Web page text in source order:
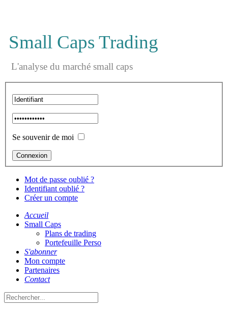
Small Caps Trading
L'analyse du marché small caps
Se souvenir de moi
Mot de passe oublié ?
Identifiant oublié ?
Créer un compte
Accueil
Small Caps
Plans de trading
Portefeuille Perso
S'abonner
Mon compte
Partenaires
Contact